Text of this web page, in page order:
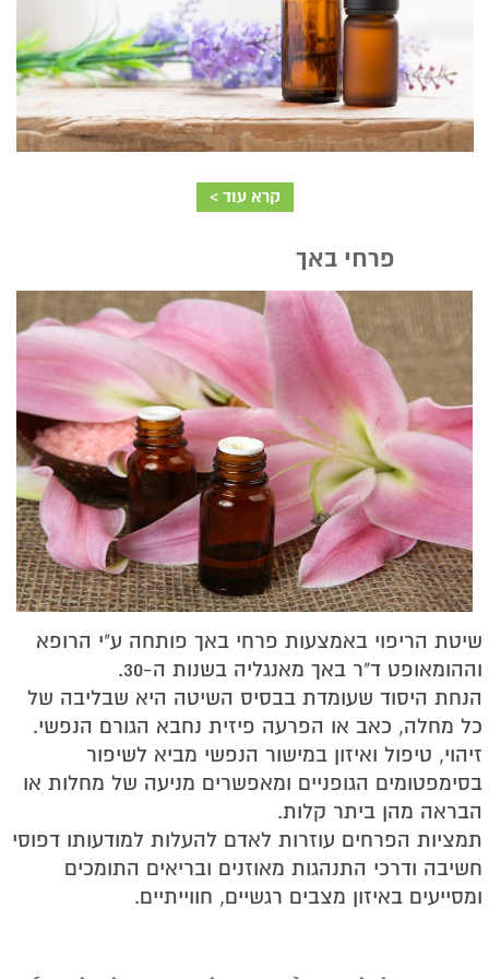
קרא עוד >
שיטת הריפוי באמצעות פרחי באך פותחה ע"י הרופא
וההומאופט ד"ר באך מאנגליה בשנות ה-30.
הנחת היסוד שעומדת בבסיס השיטה היא שבליבה של
כל מחלה, כאב או הפרעה פיזית נחבא הגורם הנפשי.
זיהוי, טיפול ואיזון במישור הנפשי מביא לשיפור
בסימפטומים הגופניים ומאפשרים מניעה של מחלות או
הבראה מהן ביתר קלות.
תמציות הפרחים עוזרות לאדם להעלות למודעותו דפוסי
חשיבה ודרכי התנהגות מאוזנים ובריאים התומכים
ומסייעים באיזון מצבים רגשיים, חווייתיים.
פרחי באך